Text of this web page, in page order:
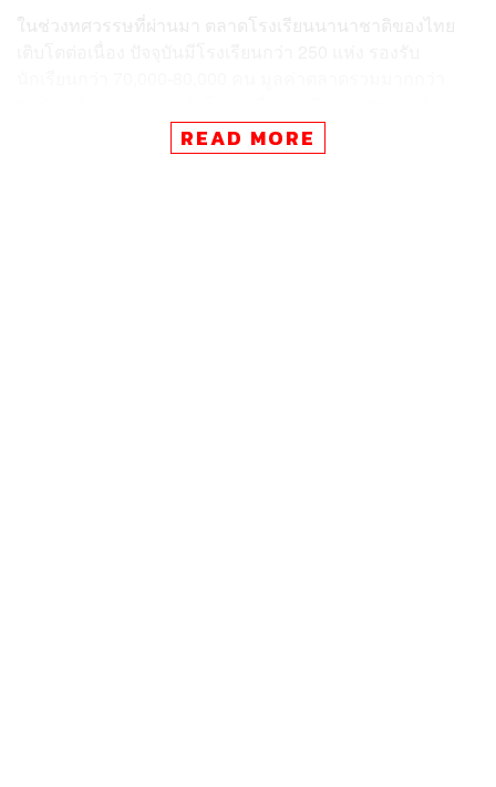
ในช่วงทศวรรษที่ผ่านมา ตลาดโรงเรียนนานาชาติของไทย
ความต้องการของครอบครัวทั้งไทยและต่างชาติที่ต้องการ
หลักสูตรสากลและการเตรียมบุตรหลานเข้าสู่มหาวิทยาลัย
READ MORE